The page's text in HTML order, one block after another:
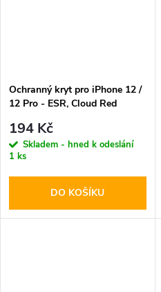
Ochranný kryt pro iPhone 12 /
12 Pro - ESR, Cloud Red
194 Kč
Skladem - hned k odeslání
1 ks
DO KOŠÍKU